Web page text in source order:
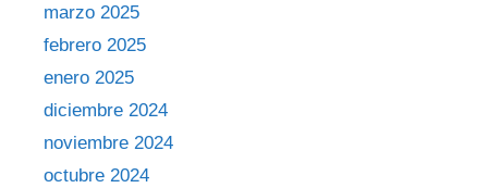
marzo 2025
febrero 2025
enero 2025
diciembre 2024
noviembre 2024
octubre 2024